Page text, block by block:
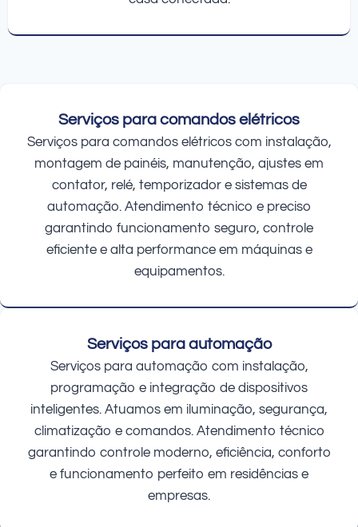
Serviços para comandos elétricos
Serviços para comandos elétricos com instalação,
montagem de painéis, manutenção, ajustes em
contator, relé, temporizador e sistemas de
automação. Atendimento técnico e preciso
garantindo funcionamento seguro, controle
eficiente e alta performance em máquinas e
equipamentos.
Serviços para automação
Serviços para automação com instalação,
programação e integração de dispositivos
inteligentes. Atuamos em iluminação, segurança,
climatização e comandos. Atendimento técnico
garantindo controle moderno, eficiência, conforto
e funcionamento perfeito em residências e
empresas.